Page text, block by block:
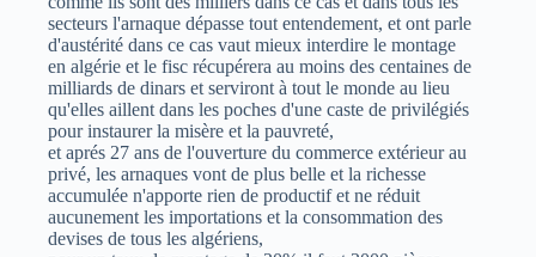
secteurs l'arnaque dépasse tout entendement, et ont parle
d'austérité dans ce cas vaut mieux interdire le montage
en algérie et le fisc récupérera au moins des centaines de
milliards de dinars et serviront à tout le monde au lieu
qu'elles aillent dans les poches d'une caste de privilégiés
pour instaurer la misère et la pauvreté,
et aprés 27 ans de l'ouverture du commerce extérieur au
privé, les arnaques vont de plus belle et la richesse
accumulée n'apporte rien de productif et ne réduit
aucunement les importations et la consommation des
devises de tous les algériens,